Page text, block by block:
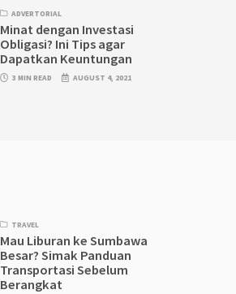
ADVERTORIAL
Minat dengan Investasi
Obligasi? Ini Tips agar
Dapatkan Keuntungan
3 MIN READ AUGUST 4, 2021
TRAVEL
Mau Liburan ke Sumbawa
Besar? Simak Panduan
Transportasi Sebelum
Berangkat